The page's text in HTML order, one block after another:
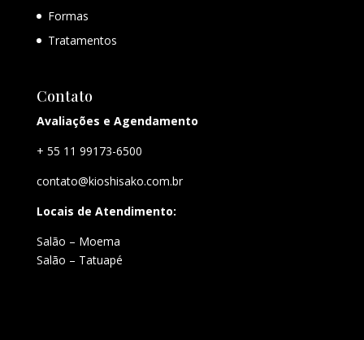
Formas
Tratamentos
Contato
Avaliações e Agendamento
+ 55 11 99173-6500
contato@kioshisako.com.br
Locais de Atendimento:
Salão – Moema
Salão – Tatuapé